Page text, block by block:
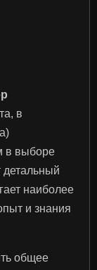
в
в выборе
детальный
наиболее
и знания
общее